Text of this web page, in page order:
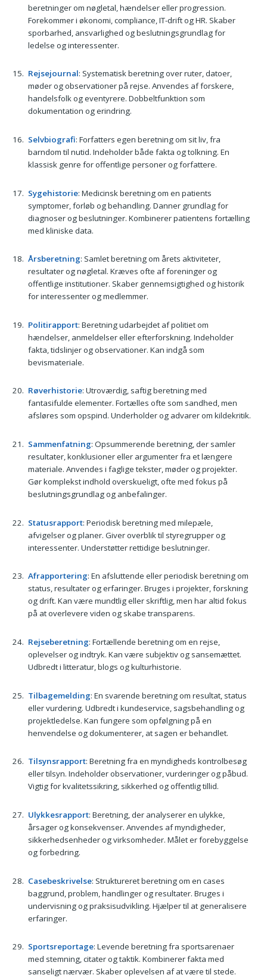
beretninger om nøgletal, hændelser eller progression.
Forekommer i økonomi, compliance, IT-drift og HR. Skaber
sporbarhed, ansvarlighed og beslutningsgrundlag for
ledelse og interessenter.
Rejsejournal: Systematisk beretning over ruter, datoer,
møder og observationer på rejse. Anvendes af forskere,
handelsfolk og eventyrere. Dobbeltfunktion som
dokumentation og erindring.
Selvbiografi: Forfatters egen beretning om sit liv, fra
barndom til nutid. Indeholder både fakta og tolkning. En
klassisk genre for offentlige personer og forfattere.
Sygehistorie: Medicinsk beretning om en patients
symptomer, forløb og behandling. Danner grundlag for
diagnoser og beslutninger. Kombinerer patientens fortælling
med kliniske data.
Årsberetning: Samlet beretning om årets aktiviteter,
resultater og nøgletal. Kræves ofte af foreninger og
offentlige institutioner. Skaber gennemsigtighed og historik
for interessenter og medlemmer.
Politirapport: Beretning udarbejdet af politiet om
hændelser, anmeldelser eller efterforskning. Indeholder
fakta, tidslinjer og observationer. Kan indgå som
bevismateriale.
Røverhistorie: Utroværdig, saftig beretning med
fantasifulde elementer. Fortælles ofte som sandhed, men
afsløres som opspind. Underholder og advarer om kildekritik.
Sammenfatning: Opsummerende beretning, der samler
resultater, konklusioner eller argumenter fra et længere
materiale. Anvendes i faglige tekster, møder og projekter.
Gør komplekst indhold overskueligt, ofte med fokus på
beslutningsgrundlag og anbefalinger.
Statusrapport: Periodisk beretning med milepæle,
afvigelser og planer. Giver overblik til styregrupper og
interessenter. Understøtter rettidige beslutninger.
Afrapportering: En afsluttende eller periodisk beretning om
status, resultater og erfaringer. Bruges i projekter, forskning
og drift. Kan være mundtlig eller skriftlig, men har altid fokus
på at overlevere viden og skabe transparens.
Rejseberetning: Fortællende beretning om en rejse,
oplevelser og indtryk. Kan være subjektiv og sansemættet.
Udbredt i litteratur, blogs og kulturhistorie.
Tilbagemelding: En svarende beretning om resultat, status
eller vurdering. Udbredt i kundeservice, sagsbehandling og
projektledelse. Kan fungere som opfølgning på en
henvendelse og dokumenterer, at sagen er behandlet.
Tilsynsrapport: Beretning fra en myndigheds kontrolbesøg
eller tilsyn. Indeholder observationer, vurderinger og påbud.
Vigtig for kvalitetssikring, sikkerhed og offentlig tillid.
Ulykkesrapport: Beretning, der analyserer en ulykke,
årsager og konsekvenser. Anvendes af myndigheder,
sikkerhedsenheder og virksomheder. Målet er forebyggelse
og forbedring.
Casebeskrivelse: Struktureret beretning om en cases
baggrund, problem, handlinger og resultater. Bruges i
undervisning og praksisudvikling. Hjælper til at generalisere
erfaringer.
Sportsreportage: Levende beretning fra sportsarenaer
med stemning, citater og taktik. Kombinerer fakta med
sanseligt nærvær. Skaber oplevelsen af at være til stede.